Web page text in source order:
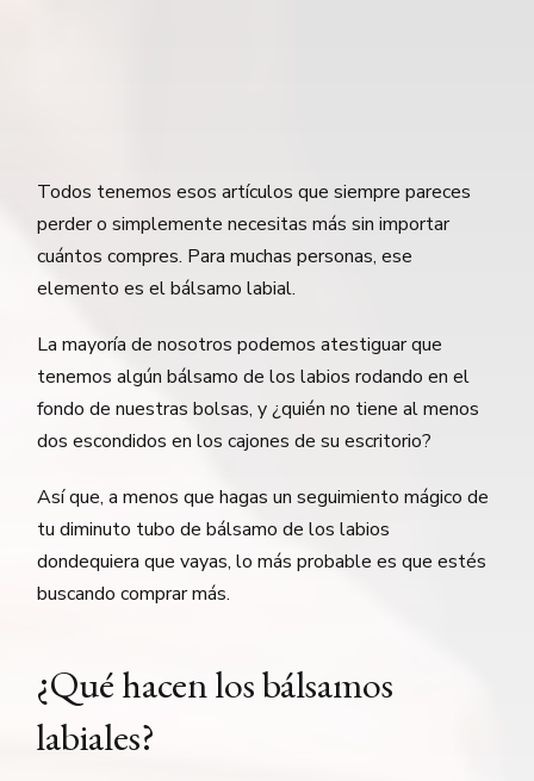
Todos tenemos esos artículos que siempre pareces
perder o simplemente necesitas más sin importar
cuántos compres. Para muchas personas, ese
elemento es el bálsamo labial.
La mayoría de nosotros podemos atestiguar que
tenemos algún bálsamo de los labios rodando en el
fondo de nuestras bolsas, y ¿quién no tiene al menos
dos escondidos en los cajones de su escritorio?
Así que, a menos que hagas un seguimiento mágico de
tu diminuto tubo de bálsamo de los labios
dondequiera que vayas, lo más probable es que estés
buscando comprar más.
¿Qué hacen los bálsamos
labiales?